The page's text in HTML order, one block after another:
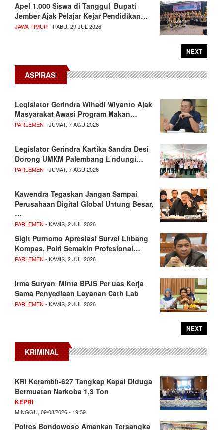
Apel 1.000 Siswa di Tanggul, Bupati
Jember Ajak Pelajar Kejar Pendidikan…
JAWA TIMUR - RABU, 29 JUL 2026
NEXT
ASPIRASI
Legislator Gerindra Wihadi Wiyanto Ajak
Masyarakat Awasi Program Makan…
PARLEMEN - JUMAT, 7 AGU 2026
Legislator Gerindra Kartika Sandra Desi
Dorong UMKM Palembang Lindungi…
PARLEMEN - JUMAT, 7 AGU 2026
Kawendra Tegaskan Jangan Sampai
Perusahaan Digital Global Untung Besar,
…
PARLEMEN - KAMIS, 2 JUL 2026
Sigit Purnomo Apresiasi Survei Litbang
Kompas, Polri Semakin Profesional…
PARLEMEN - KAMIS, 2 JUL 2026
Irma Suryani Minta BPJS Perluas Kerja
Sama Penyediaan Layanan Cath Lab
PARLEMEN - KAMIS, 2 JUL 2026
NEXT
KRIMINAL
KRI Kerambit-627 Tangkap Kapal Diduga
Bermuatan Narkoba 1,3 Ton
KEPRI
MINGGU, 09/08/2026 - 19:39
Polres Bondowoso Amankan Tersangka